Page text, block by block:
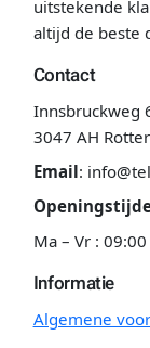
uitstekende
altijd de beste
Contact
Innsbruckweg
3047 AH
Email:
Ma – Vr :
Informatie
Algemene